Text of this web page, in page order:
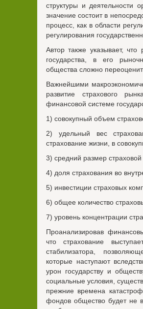
структуры и деятельности
значение состоит в
процесс, как в области
регулирования
Автор также указывает,
государства, в его
общества сложно
Важнейшими
развитие страхового
финансовой системе
1) совокупный объем
2) удельный вес
страхование жизни, в
3) средний размер
4) доля страхования во
5) инвестиции страховых
6) общее количество
7) уровень концентрации
Проанализировав
что страхование
стабилизатора,
которые наступают
урон государству и
социальные условия,
прежние времена
фондов общество будет не